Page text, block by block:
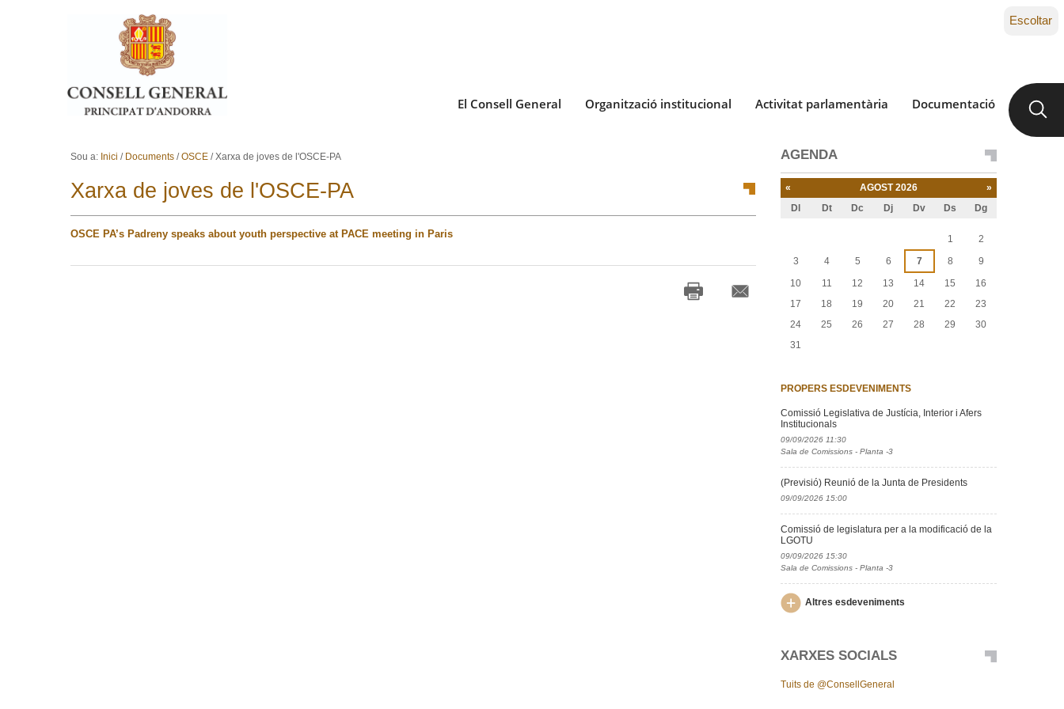
Ves al contingut.
Salta a la navegació
El Consell General Organització institucional Activitat parlamentària Documentació
Escoltar
Sou a: Inici / Documents /OSCE /Xarxa de joves de l'OSCE-PA
Xarxa de joves de l'OSCE-PA
OSCE PA’s Padreny speaks about youth perspective at PACE meeting in Paris
AGENDA
« AGOST 2026 »
Dl Dt Dc Dj Dv Ds Dg
1
2
3
4 5 6 7 8
9
10
11 12 13 14 15
16
17
18 19 20 21 22
23
24
25 26 27 28 29
30
31
PROPERS ESDEVENIMENTS
Comissió Legislativa de Justícia, Interior i Afers
Institucionals
09/09/2026 11:30
Sala de Comissions - Planta -3
(Previsió) Reunió de la Junta de Presidents
09/09/2026 15:00
Comissió de legislatura per a la modificació de la
LGOTU
09/09/2026 15:30
Sala de Comissions - Planta -3
Altres esdeveniments
XARXES SOCIALS
Tuits de @ConsellGeneral